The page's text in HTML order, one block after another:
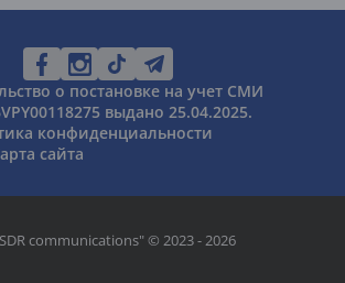
о постановке на учет СМИ
выдано 25.04.2025.
конфиденциальности
сайта
communications" © 2023 - 2026